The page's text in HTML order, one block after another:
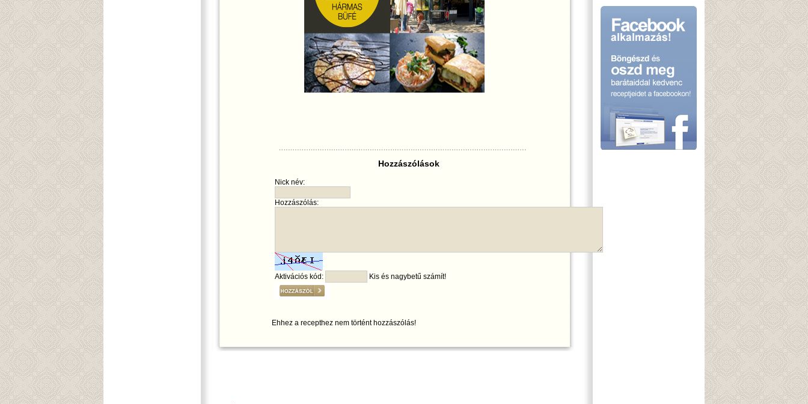
Hozzászólások
Nick név:
Hozzászólás:
Aktivációs kód: Kis és nagybetű számít!
Ehhez a recepthez nem történt hozzászólás!